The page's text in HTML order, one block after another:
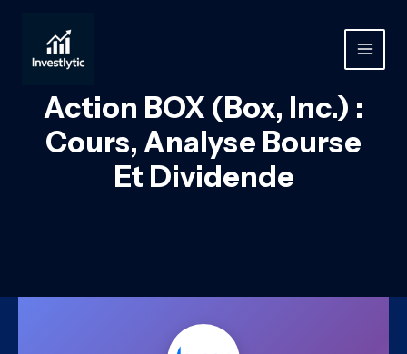
contenu
MAIN
Action BOX (Box, Inc.) :
Cours, Analyse Bourse
Et Dividende